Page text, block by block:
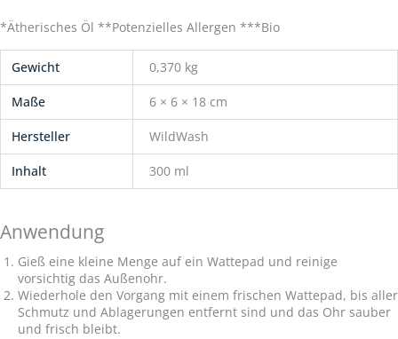
*Ätherisches Öl **Potenzielles Allergen ***Bio
Gewicht 0,370 kg
Maße 6 × 6 × 18 cm
Hersteller WildWash
Inhalt 300 ml
Anwendung
Gieß eine kleine Menge auf ein Wattepad und reinige
vorsichtig das Außenohr.
Wiederhole den Vorgang mit einem frischen Wattepad, bis aller
Schmutz und Ablagerungen entfernt sind und das Ohr sauber
und frisch bleibt.